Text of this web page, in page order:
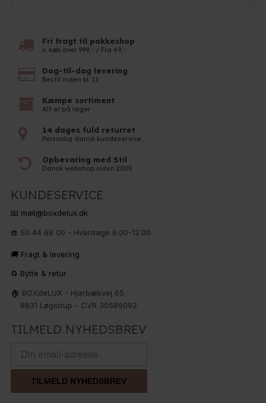
Fri fragt til pakkeshop
v. køb over 999,- / Fra 49,-
Dag-til-dag levering
Bestil inden kl. 11
Kæmpe sortiment
Alt er på lager
14 dages fuld returret
Personlig dansk kundeservice
Opbevaring med Stil
Dansk webshop siden 2005
KUNDESERVICE
📧 mail@boxdelux.dk
☎️ 50 44 68 00 - Hverdage 9.00-12.00
🚚 Fragt & levering
♻️ Bytte & retur
🏠 BOXdeLUX - Hjarbækvej 65
8831 Løgstrup - CVR 30589092
TILMELD NYHEDSBREV
TILMELD NYHEDSBREV